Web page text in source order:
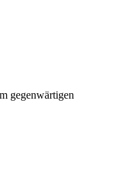
gegenwärtigen